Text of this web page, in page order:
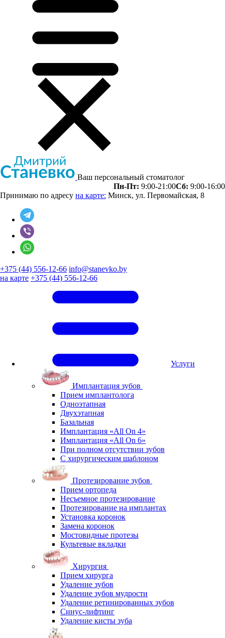
Ваш персональный стоматолог
Пн-Пт: 9:00-21:00Сб: 9:00-16:00
Принимаю по адресу на карте: Минск, ул. Первомайская, 8
+375 (44) 556-12-66 info@stanevko.by
на карте +375 (44) 556-12-66
Услуги
Имплантация зубов
Прием имплантолога
Одноэтапная
Двухэтапная
Базальная
Имплантация «All On 4»
Имплантация «All On 6»
При полном отсутствии зубов
С хирургическим шаблоном
Протезирование зубов
Прием ортопеда
Несъемное протезирование
Протезирование на имплантах
Установка коронок
Замена коронок
Мостовидные протезы
Культевые вкладки
Хирургия
Прием хирурга
Удаление зубов
Удаление зубов мудрости
Удаление ретинированных зубов
Синус-лифтинг
Удаление кисты зуба